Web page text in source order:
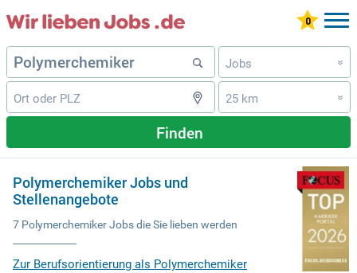
Jobs »
25 km »
Finden
Polymerchemiker Jobs und
Stellenangebote
7 Polymerchemiker Jobs die Sie lieben werden
Zur Berufsorientierung als Polymerchemiker